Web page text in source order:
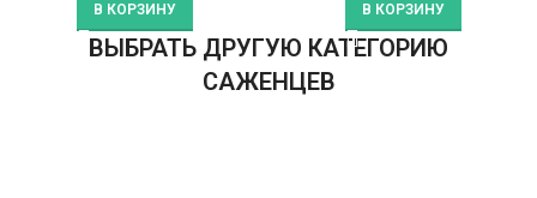
В КОРЗИНУ В КОРЗИНУ
ВЫБРАТЬ ДРУГУЮ КАТЕГОРИЮ
САЖЕНЦЕВ